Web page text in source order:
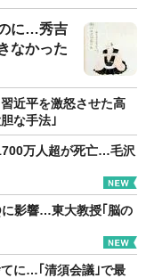
に…秀吉
なかった
近平を激怒させた高
な手法｣
万人超が死亡…毛沢
に影響…東大教授｢脳の
に…｢清須会議｣で最